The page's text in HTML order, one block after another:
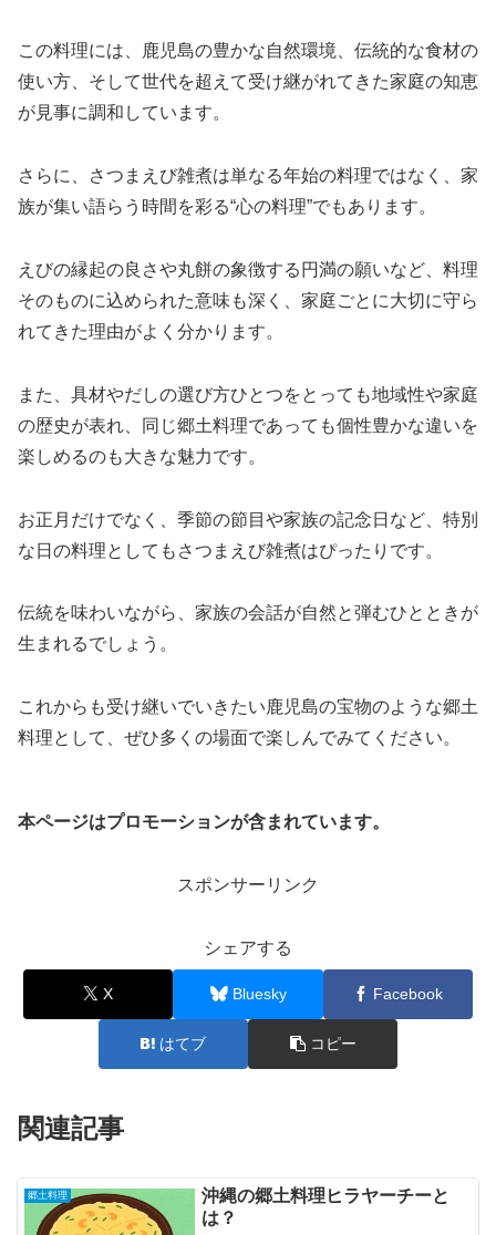
この料理には、鹿児島の豊かな自然環境、伝統的な食材の
使い方、そして世代を超えて受け継がれてきた家庭の知恵
が見事に調和しています。
さらに、さつまえび雑煮は単なる年始の料理ではなく、家
族が集い語らう時間を彩る“心の料理”でもあります。
えびの縁起の良さや丸餅の象徴する円満の願いなど、料理
そのものに込められた意味も深く、家庭ごとに大切に守ら
れてきた理由がよく分かります。
また、具材やだしの選び方ひとつをとっても地域性や家庭
の歴史が表れ、同じ郷土料理であっても個性豊かな違いを
楽しめるのも大きな魅力です。
お正月だけでなく、季節の節目や家族の記念日など、特別
な日の料理としてもさつまえび雑煮はぴったりです。
伝統を味わいながら、家族の会話が自然と弾むひとときが
生まれるでしょう。
これからも受け継いでいきたい鹿児島の宝物のような郷土
料理として、ぜひ多くの場面で楽しんでみてください。
本ページはプロモーションが含まれています。
スポンサーリンク
シェアする
X Bluesky Facebook
はてブ コピー
関連記事
郷土料理
沖縄の郷土料理ヒラヤーチーと
は？